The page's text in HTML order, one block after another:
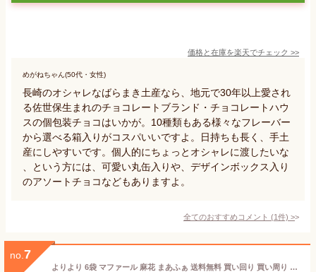
価格と在庫を楽天でチェック >>
めがねちゃん(50代・女性)
長崎のオシャレなばらまき土産なら、地元で30年以上愛され
る佐世保生まれのチョコレートブランド・チョコレートハウ
スの個包装チョコはいかが。10種類もある様々なフレーバー
から選べる箱入りがコスパいいですよ。日持ちも長く、手土
産にしやすいです。個人的にちょっとオシャレに渡したいな
、という方には、可愛い丸缶入りや、デザインボックス入り
のアソートチョコなどもありますよ。
全てのおすすめコメント (1件) >
no. 7
よりより 6袋 マファール 麻花 まあふぁ 送料無料 買い回り 買い周り 買いまわり お菓子 長崎 中華菓子 菓子 麻花 メール便 ポイント消化 訳あり 名物 バーベキュー プレゼント 実用的 母の日 御年賀 年賀 内祝 祝